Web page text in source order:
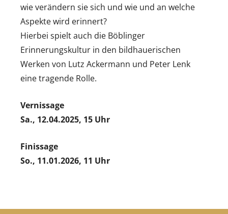
wie verändern sie sich und wie und an welche
Aspekte wird erinnert?
Hierbei spielt auch die Böblinger
Erinnerungskultur in den bildhauerischen
Werken von Lutz Ackermann und Peter Lenk
eine tragende Rolle.
Vernissage
Sa., 12.04.2025, 15 Uhr
Finissage
So., 11.01.2026, 11 Uhr